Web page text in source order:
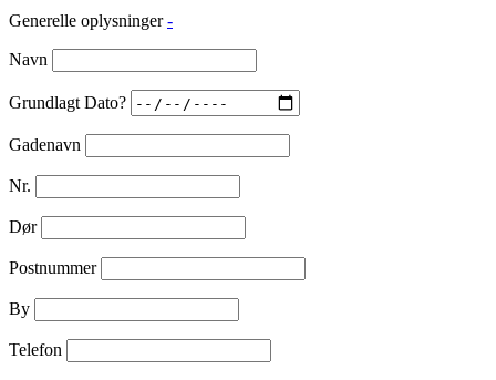
Generelle oplysninger -
Navn
Grundlagt Dato?
Gadenavn
Nr.
Dør
Postnummer
By
Telefon